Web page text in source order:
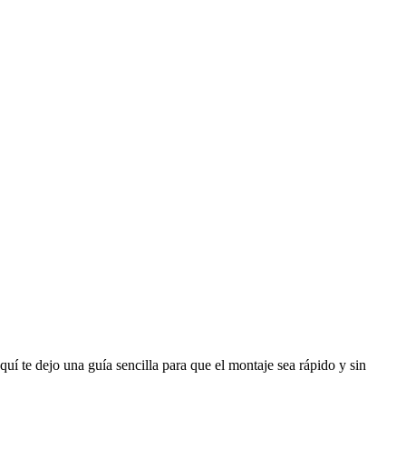
te dejo una guía sencilla para que el montaje sea rápido y sin